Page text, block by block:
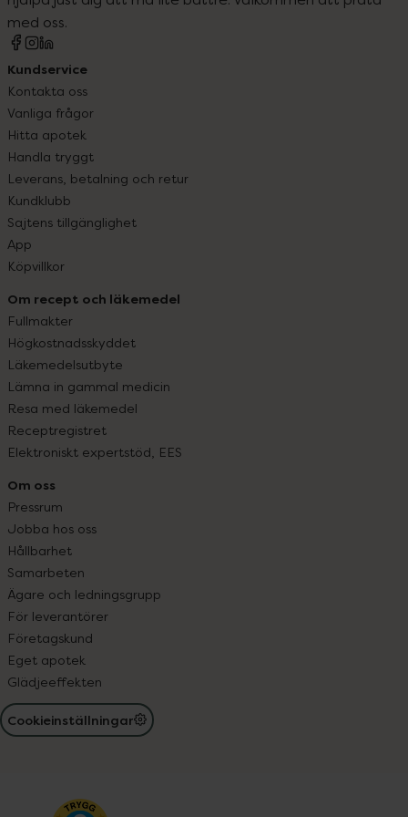
med oss.
Kundservice
Kontakta oss
Vanliga frågor
Hitta apotek
Handla tryggt
Leverans, betalning och retur
Kundklubb
Sajtens tillgänglighet
App
Köpvillkor
Om recept och läkemedel
Fullmakter
Högkostnadsskyddet
Läkemedelsutbyte
Lämna in gammal medicin
Resa med läkemedel
Receptregistret
Elektroniskt expertstöd, EES
Om oss
Pressrum
Jobba hos oss
Hållbarhet
Samarbeten
Ägare och ledningsgrupp
För leverantörer
Företagskund
Eget apotek
Glädjeeffekten
Cookieinställningar